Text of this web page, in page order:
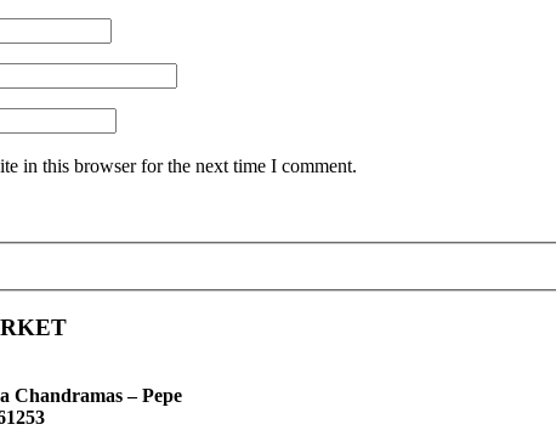
in this browser for the next time I comment.
Chandramas – Pepe